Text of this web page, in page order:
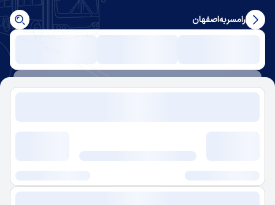
رامسربهاصفهان